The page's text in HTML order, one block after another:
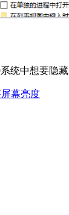
统中想要隐
幕亮度